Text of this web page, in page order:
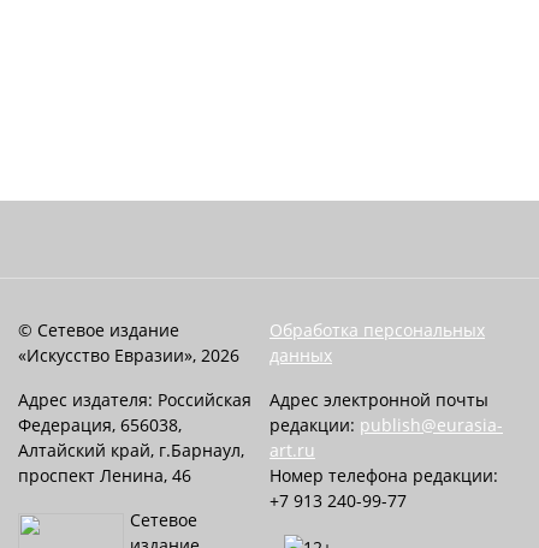
© Сетевое издание
«Искусство Евразии», 2026
Адрес издателя: Российская
Федерация, 656038,
Алтайский край, г.Барнаул,
проспект Ленина, 46
Сетевое
Обработка персональных
данных
Адрес электронной почты
редакции: publish@eurasia-
art.ru
Номер телефона редакции:
+7 913 240-99-77